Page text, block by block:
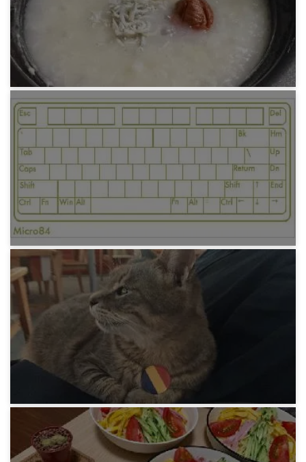
みろりHP
緑さんの素材ごはん
6年前
みろりHP
最強キーボード選手権ミドリカップ 2019
6年前
みろりHP